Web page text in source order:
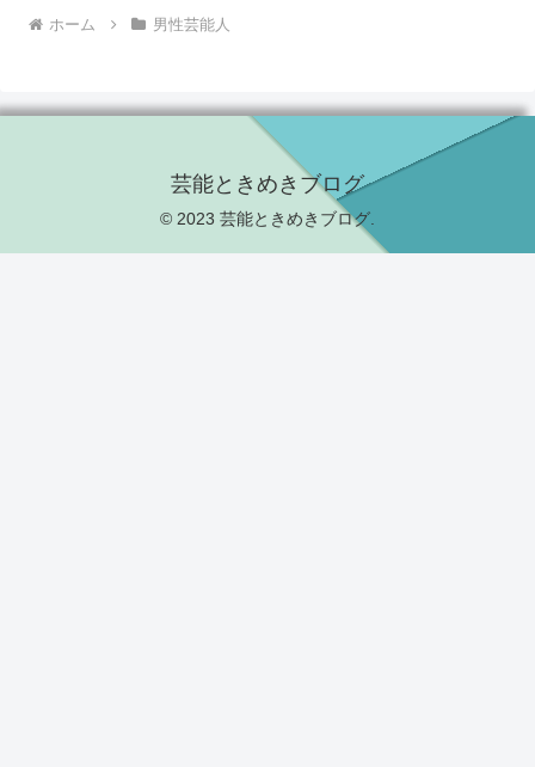
ホーム 男性芸能人
芸能ときめきブログ
© 2023 芸能ときめきブログ.